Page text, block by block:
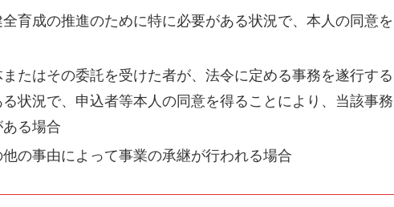
育成の推進のために特に必要がある状況で、本人の同意を
たはその委託を受けた者が、法令に定める事務を遂行する
状況で、申込者等本人の同意を得ることにより、当該事務
る場合
の事由によって事業の承継が行われる場合